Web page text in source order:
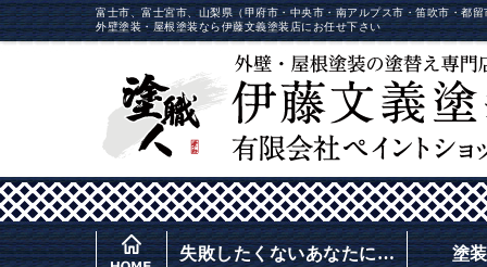
富士市、富士宮市、山梨県（甲府市・中央市・南アルプス市・笛吹市・都
外壁塗装・屋根塗装なら伊藤文義塗装店にお任せ下さい
失敗したくないあなたに… 塗